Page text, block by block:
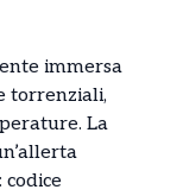
immersa
torrenziali,
La